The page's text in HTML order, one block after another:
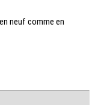
neuf comme en